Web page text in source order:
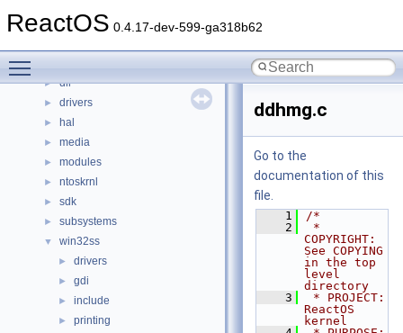
ReactOS 0.4.17-dev-599-ga318b62
▼ File List
► dll
► drivers
► hal
► media
► modules
► ntoskrnl
► sdk
► subsystems
▼ win32ss
► drivers
► gdi
► include
► printing
ddhmg.c
Go to the
documentation of this
file.
    1
/*
    2
*
COPYRIGHT:
See COPYING
in the top
level
directory
    3
* PROJECT:
ReactOS
kernel